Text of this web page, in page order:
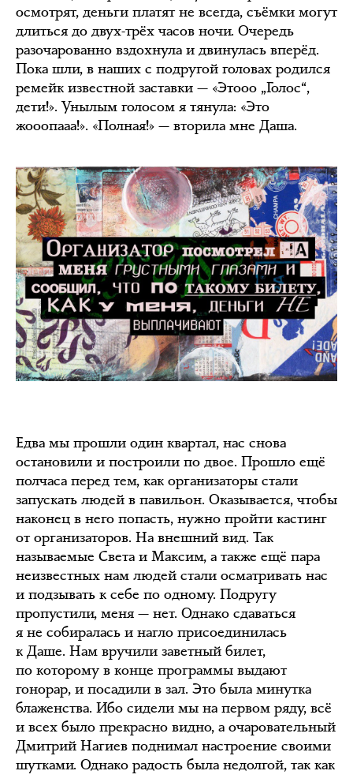
осмотрят, деньги платят не всегда, съёмки могут
длиться до двух-трёх часов ночи. Очередь
разочарованно вздохнула и двинулась вперёд.
Пока шли, в наших с подругой головах родился
ремейк известной заставки — «Этооо „Голос“,
дети!». Унылым голосом я тянула: «Это
жооопааа!». «Полная!» — вторила мне Даша.
Едва мы прошли один квартал, нас снова
остановили и построили по двое. Прошло ещё
полчаса перед тем, как организаторы стали
запускать людей в павильон. Оказывается, чтобы
наконец в него попасть, нужно пройти кастинг
от организаторов. На внешний вид. Так
называемые Света и Максим, а также ещё пара
неизвестных нам людей стали осматривать нас
и подзывать к себе по одному. Подругу
пропустили, меня — нет. Однако сдаваться
я не собиралась и нагло присоединилась
к Даше. Нам вручили заветный билет,
по которому в конце программы выдают
гонорар, и посадили в зал. Это была минутка
блаженства. Ибо сидели мы на первом ряду, всё
и всех было прекрасно видно, а очаровательный
Дмитрий Нагиев поднимал настроение своими
шутками. Однако радость была недолгой, так как